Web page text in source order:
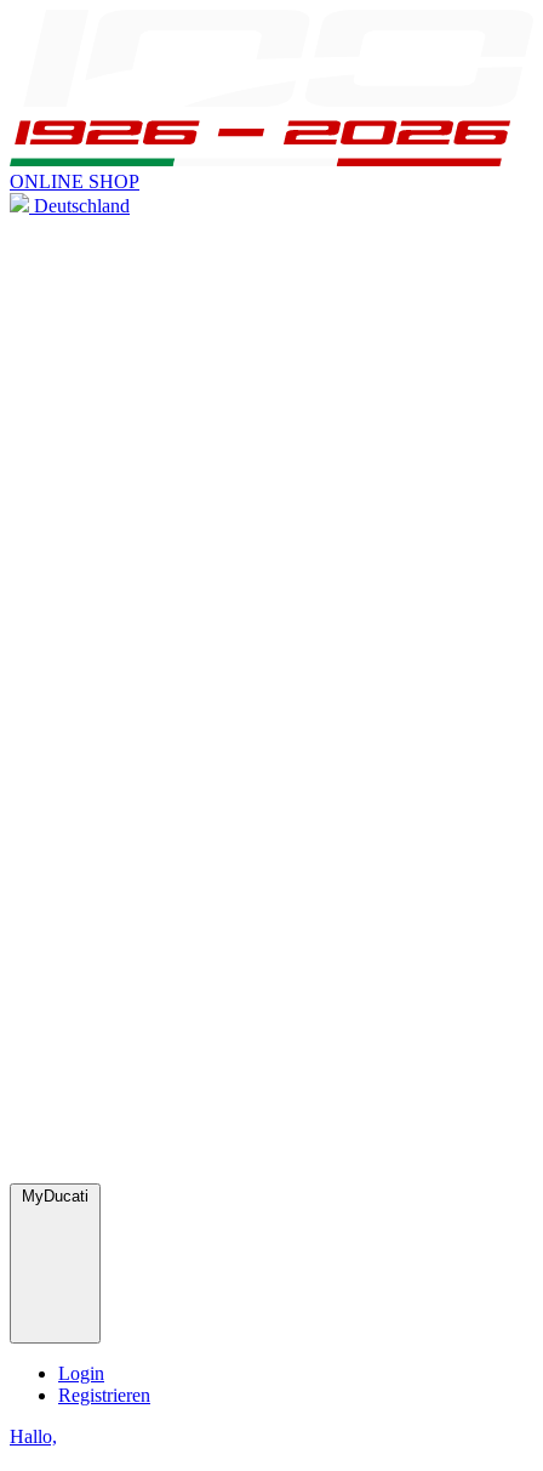
ONLINE SHOP
Deutschland
MyDucati
Login
Registrieren
Hallo,